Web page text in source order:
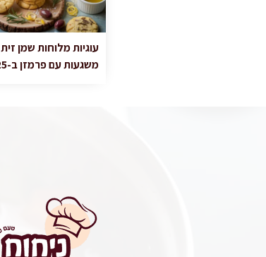
עוגיות מלוחות שמן זית
משגעות עם פרמזן ב-25 דקות